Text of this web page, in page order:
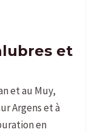
et
et au Muy,
Argens et à
en